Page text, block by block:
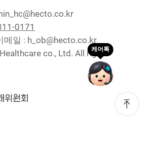
0171
메일 : h_ob@hecto.co.kr
co., Ltd. All right